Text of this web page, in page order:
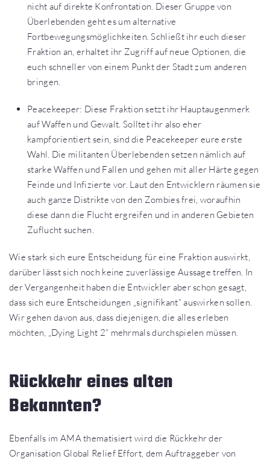
nicht auf direkte Konfrontation. Dieser Gruppe von
Überlebenden geht es um alternative
Fortbewegungsmöglichkeiten. Schließt ihr euch dieser
Fraktion an, erhaltet ihr Zugriff auf neue Optionen, die
euch schneller von einem Punkt der Stadt zum anderen
bringen.
Peacekeeper: Diese Fraktion setzt ihr Hauptaugenmerk
auf Waffen und Gewalt. Solltet ihr also eher
kampforientiert sein, sind die Peacekeeper eure erste
Wahl. Die militanten Überlebenden setzen nämlich auf
starke Waffen und Fallen und gehen mit aller Härte gegen
Feinde und Infizierte vor. Laut den Entwicklern räumen sie
auch ganze Distrikte von den Zombies frei, woraufhin
diese dann die Flucht ergreifen und in anderen Gebieten
Zuflucht suchen.
Wie stark sich eure Entscheidung für eine Fraktion auswirkt,
darüber lässt sich noch keine zuverlässige Aussage treffen. In
der Vergangenheit haben die Entwickler aber schon gesagt,
dass sich eure Entscheidungen „signifikant“ auswirken sollen.
Wir gehen davon aus, dass diejenigen, die alles erleben
möchten, „Dying Light 2“ mehrmals durchspielen müssen.
Rückkehr eines alten
Bekannten?
Ebenfalls im AMA thematisiert wird die Rückkehr der
Organisation Global Relief Effort, dem Auftraggeber von